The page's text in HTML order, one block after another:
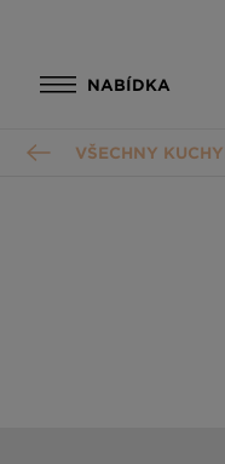
NABÍDKA
VŠECHNY